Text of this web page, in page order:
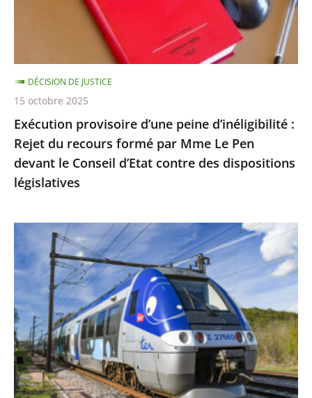
formé
par
Mme
Le
Pen
devant
le
d’Etat
contre
dispositions
législatives
Exécution provisoire d’une peine d’inéligibilité :
Rejet du recours formé par Mme Le Pen
devant le Conseil d’Etat contre des dispositions
législatives
DÉCISION DE JUSTICE
15 octobre 2025
Utilisation
du
réseau
ferré
par
les
régions
:
les